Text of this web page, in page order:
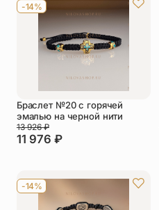
-14%
Браслет №20 с горячей
эмалью на черной нити
11 976 ₽
13 926₽
-14%